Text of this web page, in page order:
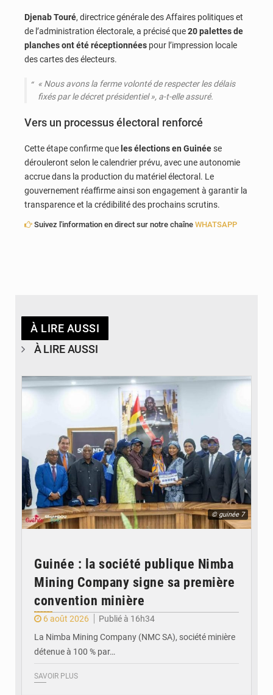
Djenab Touré, directrice générale des Affaires politiques et
de l’administration électorale, a précisé que20 palettes de
planches ont été réceptionnées pour l’impression locale
des cartes des électeurs.
« Nous avons la ferme volonté de respecter les délais
fixés par le décret présidentiel », a-t-elle assuré.
Vers un processus électoral renforcé
Cette étape confirme que les élections en Guinéese
dérouleront selon le calendrier prévu, avec une autonomie
accrue dans la production du matériel électoral. Le
gouvernement réaffirme ainsi son engagement à garantir la
transparence et la crédibilité des prochains scrutins.
Suivez l'information en direct sur notre chaîne WHATSAPP
À LIRE AUSSI
À LIRE AUSSI
© guinée 7
Guinée : la société publique Nimba
Mining Company signe sa première
convention minière
6 août 2026
Publié à 16h34
La Nimba Mining Company (NMC SA), société minière
détenue à 100 % par…
SAVOIR PLUS